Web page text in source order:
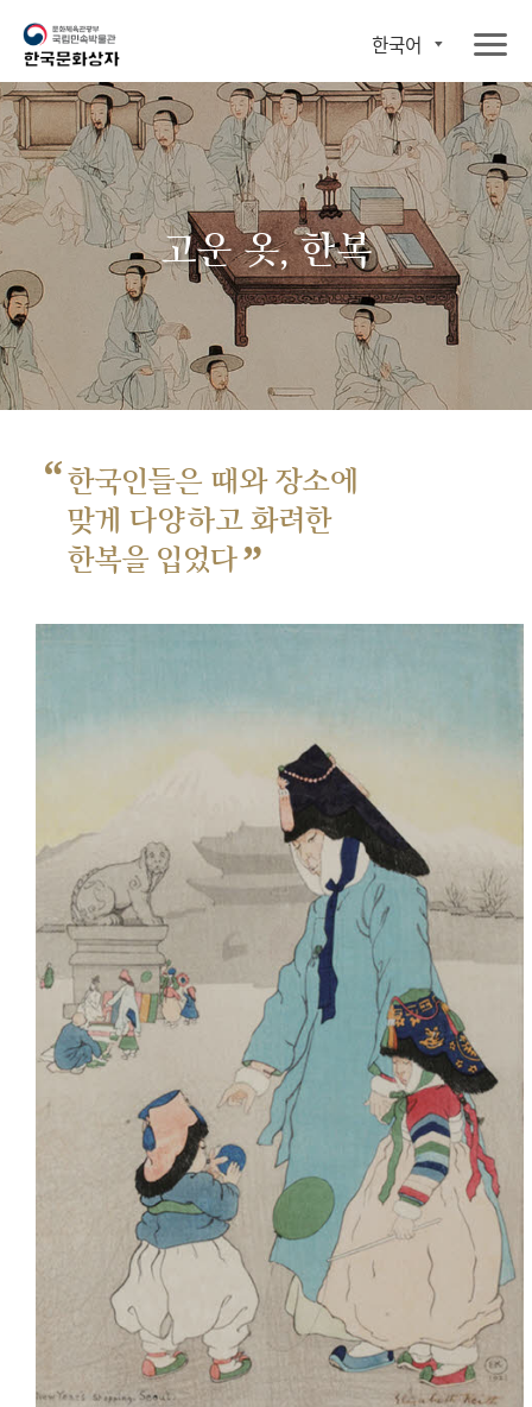
한국어
고운 옷, 한복
“한국인들은 때와 장소에
맞게 다양하고 화려한
한복을 입었다”